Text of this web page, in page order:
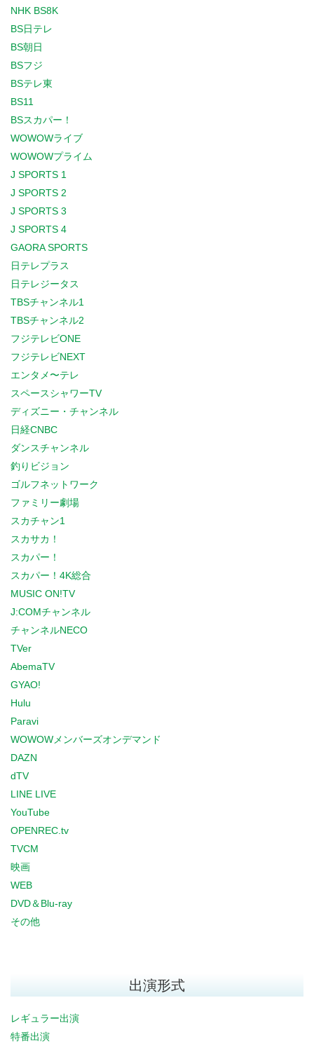
NHK BS8K
BS日テレ
BS朝日
BSフジ
BSテレ東
BS11
BSスカパー！
WOWOWライブ
WOWOWプライム
J SPORTS 1
J SPORTS 2
J SPORTS 3
J SPORTS 4
GAORA SPORTS
日テレプラス
日テレジータス
TBSチャンネル1
TBSチャンネル2
フジテレビONE
フジテレビNEXT
エンタメ〜テレ
スペースシャワーTV
ディズニー・チャンネル
日経CNBC
ダンスチャンネル
釣りビジョン
ゴルフネットワーク
ファミリー劇場
スカチャン1
スカサカ！
スカパー！
スカパー！4K総合
MUSIC ON!TV
J:COMチャンネル
チャンネルNECO
TVer
AbemaTV
GYAO!
Hulu
Paravi
WOWOWメンバーズオンデマンド
DAZN
dTV
LINE LIVE
YouTube
OPENREC.tv
TVCM
映画
WEB
DVD＆Blu-ray
その他
出演形式
レギュラー出演
特番出演